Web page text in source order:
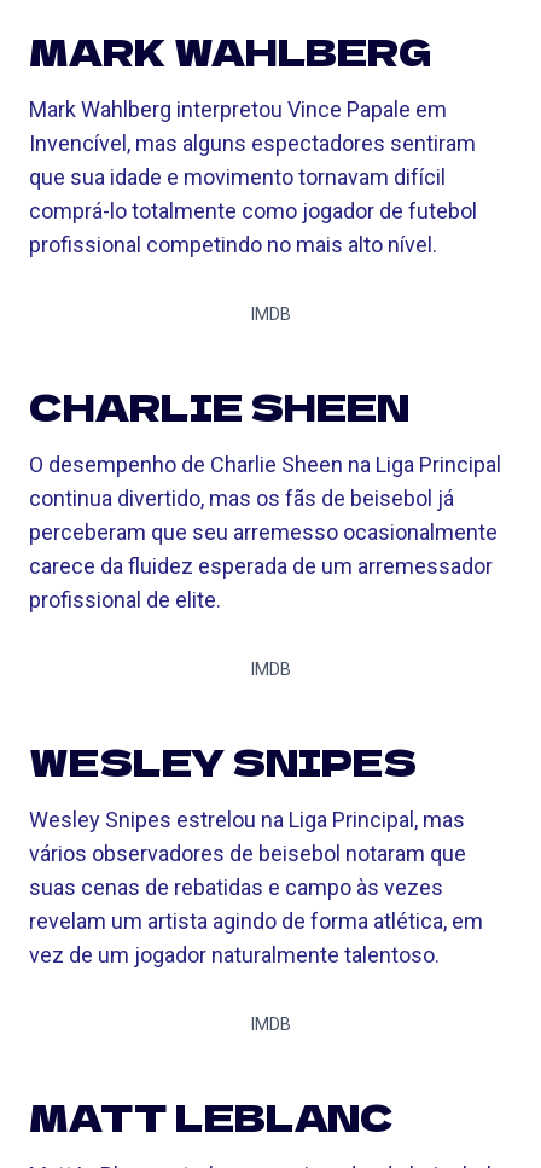
MARK WAHLBERG
Mark Wahlberg interpretou Vince Papale em
Invencível, mas alguns espectadores sentiram
que sua idade e movimento tornavam difícil
comprá-lo totalmente como jogador de futebol
profissional competindo no mais alto nível.
IMDB
CHARLIE SHEEN
O desempenho de Charlie Sheen na Liga Principal
continua divertido, mas os fãs de beisebol já
perceberam que seu arremesso ocasionalmente
carece da fluidez esperada de um arremessador
profissional de elite.
IMDB
WESLEY SNIPES
Wesley Snipes estrelou na Liga Principal, mas
vários observadores de beisebol notaram que
suas cenas de rebatidas e campo às vezes
revelam um artista agindo de forma atlética, em
vez de um jogador naturalmente talentoso.
IMDB
MATT LEBLANC